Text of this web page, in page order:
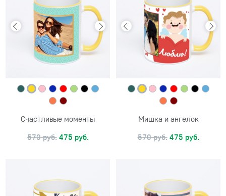
Счастливые моменты
570 руб. 475 руб.
Мишка и ангелок
570 руб. 475 руб.